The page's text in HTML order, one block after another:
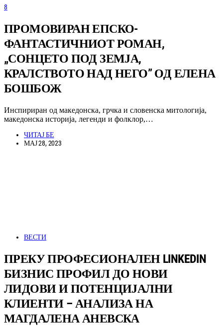
8
ПРОМОВИРАН ЕПСКО-
ФАНТАСТИЧНИОТ РОМАН,
„СОНЦЕТО ПОД ЗЕМЈА,
КРАЛСТВОТО НАД НЕГО” ОД ЕЛЕНА
БОШБОЖ
Инспириран од македонска, грчка и словенска митологија,
македонска историја, легенди и фолклор,…
ЧИТАЈ БЕ
МАЈ 28, 2023
ВЕСТИ
ПРЕКУ ПРОФЕСИОНАЛЕН LINKEDIN
БИЗНИС ПРОФИЛ ДО НОВИ
ЛИДОВИ И ПОТЕНЦИЈАЛНИ
КЛИЕНТИ – АНАЛИЗА НА
МАГДАЛЕНА АНЕВСКА